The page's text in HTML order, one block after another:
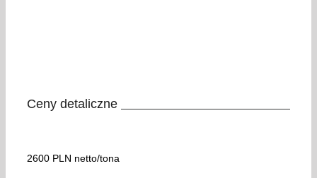
Ceny detaliczne
2600 PLN netto/tona